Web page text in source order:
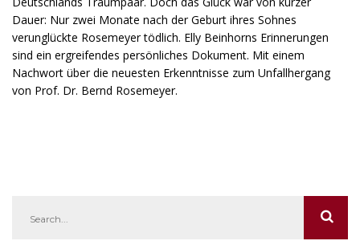
Dauer: Nur zwei Monate nach der Geburt ihres Sohnes
verunglückte Rosemeyer tödlich. Elly Beinhorns Erinnerungen
sind ein ergreifendes persönliches Dokument. Mit einem
Nachwort über die neuesten Erkenntnisse zum Unfallhergang
von Prof. Dr. Bernd Rosemeyer.